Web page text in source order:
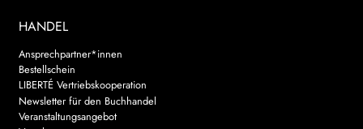
HANDEL
Ansprechpartner*innen
Bestellschein
LIBERTÉ Vertriebskooperation
Newsletter für den Buchhandel
Veranstaltungsangebot